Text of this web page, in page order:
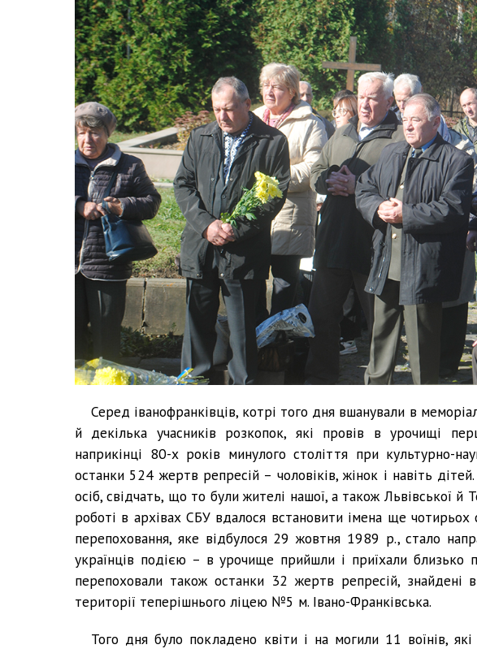
Серед іванофранківців, котрі того дня вшанували в
й декілька учасників розкопок, які провів в урочищі
наприкінці 80-х років минулого століття при культурно-
останки 524 жертв репресій – чоловіків, жінок і навіть
осіб, свідчать, що то були жителі нашої, а також Львівської й
роботі в архівах СБУ вдалося встановити імена ще чотирьох
перепоховання, яке відбулося 29 жовтня 1989 р., стало
українців подією – в урочище прийшли і приїхали близько
перепоховали також останки 32 жертв репресій,
території теперішнього ліцею №5 м. Івано-Франківська.
Того дня було покладено квіти і на могили 11 воїнів, які